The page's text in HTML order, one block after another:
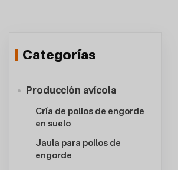
Categorías
Producción avícola
Cría de pollos de engorde
en suelo
Jaula para pollos de
engorde